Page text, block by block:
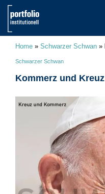
Home » Schwarzer Schwan »
Schwarzer Schwan
Kommerz und Kreuz